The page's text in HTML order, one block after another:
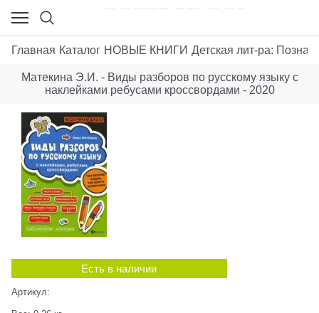
Главная Каталог НОВЫЕ КНИГИ Детская лит-ра:
Матекина Э.И. - Виды разборов по русскому языку с
наклейками ребусами кроссвордами - 2020
Есть в наличии
Артикул: